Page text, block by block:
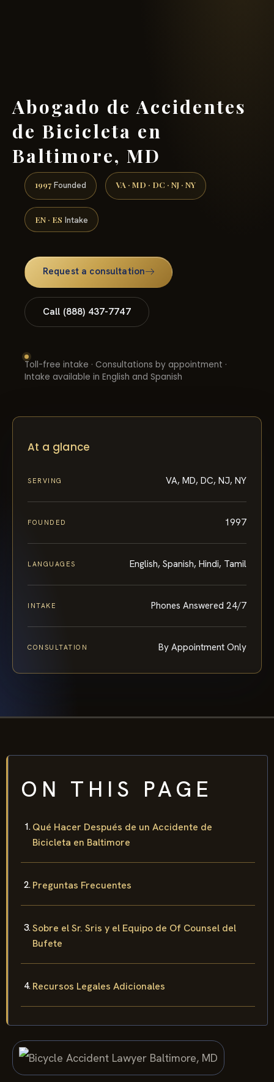
Abogado de Accidentes
de Bicicleta en
Baltimore, MD
1997 Founded VA · MD · DC · NJ · NY
EN · ES Intake
Request a consultation
Call (888) 437-7747
Toll-free intake · Consultations by appointment ·
Intake available in English and Spanish
At a glance
SERVING VA, MD, DC, NJ, NY
FOUNDED 1997
LANGUAGES English, Spanish, Hindi, Tamil
INTAKE Phones Answered 24/7
CONSULTATION By Appointment Only
ON THIS PAGE
Qué Hacer Después de un Accidente de
Bicicleta en Baltimore
Preguntas Frecuentes
Sobre el Sr. Sris y el Equipo de Of Counsel del
Bufete
Recursos Legales Adicionales